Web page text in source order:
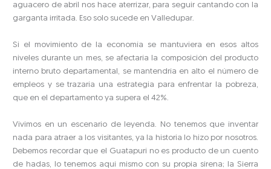
aguacero de abril nos hace aterrizar, para seguir cantando con la
garganta irritada. Eso solo sucede en Valledupar.
Si el movimiento de la economía se mantuviera en esos altos
niveles durante un mes, se afectaría la composición del producto
interno bruto departamental, se mantendría en alto el número de
empleos y se trazaría una estrategia para enfrentar la pobreza,
que en el departamento ya supera el 42%.
Vivimos en un escenario de leyenda. No tenemos que inventar
nada para atraer a los visitantes, ya la historia lo hizo por nosotros.
Debemos recordar que el Guatapurí no es producto de un cuento
de hadas, lo tenemos aquí mismo con su propia sirena; la Sierra